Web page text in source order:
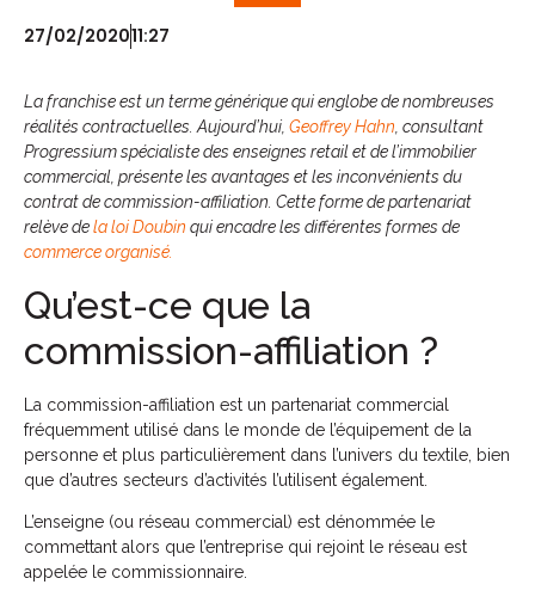
27/02/202011:27
La franchise est un terme générique qui englobe de nombreuses
réalités contractuelles. Aujourd’hui, Geoffrey Hahn, consultant
Progressium spécialiste des enseignes retail et de l’immobilier
commercial, présente les avantages et les inconvénients du
contrat de commission-affiliation. Cette forme de partenariat
relève dela loi Doubin qui encadre les différentes formes de
commerce organisé.
Qu’est-ce que la
commission-affiliation ?
La commission-affiliation est un partenariat commercial
fréquemment utilisé dans le monde de l’équipement de la
personne et plus particulièrement dans l’univers du textile, bien
que d’autres secteurs d’activités l’utilisent également.
L’enseigne (ou réseau commercial) est dénommée le
commettant alors que l’entreprise qui rejoint le réseau est
appelée le commissionnaire.